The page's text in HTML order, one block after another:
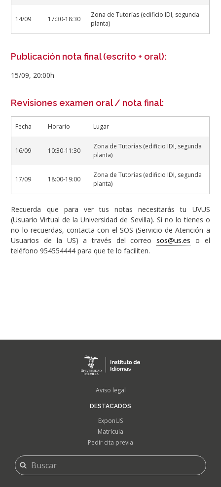
14/09 17:30-18:30
Zona de Tutorías (edificio IDI, segunda
planta)
Publicación nota final (escrito + oral):
15/09, 20:00h
Revisiones examen oral / nota final:
Fecha Horario Lugar
16/09 10:30-11:30
Zona de Tutorías (edificio IDI, segunda
planta)
17/09 18:00-19:00
Zona de Tutorías (edificio IDI, segunda
planta)
Recuerda que para ver tus notas necesitarás tu UVUS
(Usuario Virtual de la Universidad de Sevilla). Si no lo tienes o
no lo recuerdas, contacta con el SOS (Servicio de Atención a
Usuarios de la US) a través del correosos@us.es o el
teléfono 954554444 para que te lo faciliten.
Aviso legal
DESTACADOS
ExponUS
Matrícula
Pedir cita previa
FORMULARIO
DE
BÚSQUEDA
Buscar